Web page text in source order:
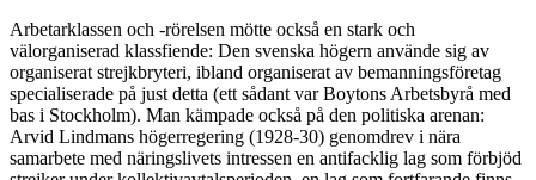
Arbetarklassen och -rörelsen mötte också en stark och
välorganiserad klassfiende: Den svenska högern använde sig av
organiserat strejkbryteri, ibland organiserat av bemanningsföretag
specialiserade på just detta (ett sådant var Boytons Arbetsbyrå med
bas i Stockholm). Man kämpade också på den politiska arenan:
Arvid Lindmans högerregering (1928-30) genomdrev i nära
samarbete med näringslivets intressen en antifacklig lag som förbjöd